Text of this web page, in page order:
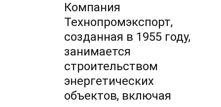
Компания
Технопромэкспорт,
созданная в 1955 году,
занимается
строительством
энергетических
объектов, включая